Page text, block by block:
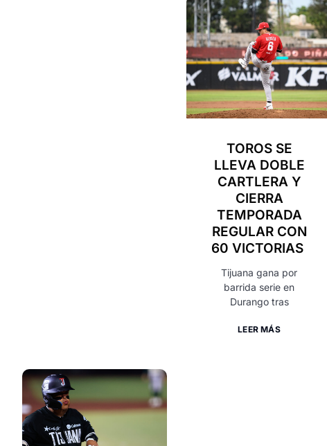
TOROS SE
LLEVA DOBLE
CARTLERA Y
CIERRA
TEMPORADA
REGULAR CON
60 VICTORIAS
Tijuana gana por
barrida serie en
Durango tras
LEER MÁS